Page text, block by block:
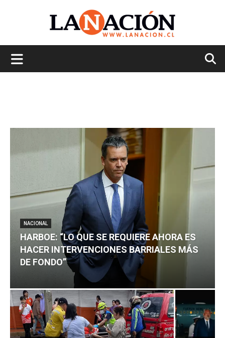
NACIONAL
HARBOE: “LO QUE SE REQUIERE AHORA ES
HACER INTERVENCIONES BARRIALES MÁS
DE FONDO”